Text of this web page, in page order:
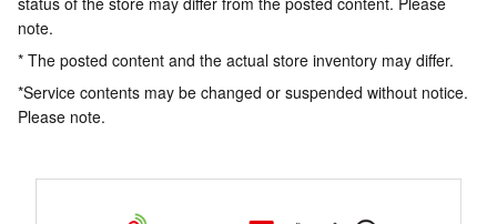
note.
* The posted content and the actual store inventory may differ.
*Service contents may be changed or suspended without notice.
Please note.